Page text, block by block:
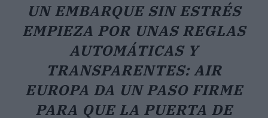
UN EMBARQUE SIN ESTRÉS
EMPIEZA POR UNAS REGLAS
AUTOMÁTICAS Y
TRANSPARENTES: AIR
EUROPA DA UN PASO FIRME
PARA QUE LA PUERTA DE